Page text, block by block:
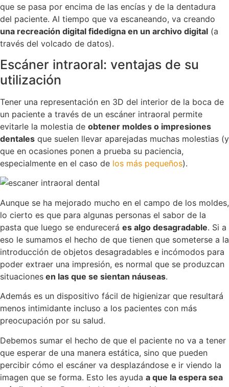
que se pasa por encima de las encías y de la dentadura
del paciente. Al tiempo que va escaneando, va creando
una recreación digital fidedigna en un archivo digital (a
través del volcado de datos).
Escáner intraoral: ventajas de su
utilización
Tener una representación en 3D del interior de la boca de
un paciente a través de un escáner intraoral permite
evitarle la molestia de obtener moldes o impresiones
dentales que suelen llevar aparejadas muchas molestias (y
que en ocasiones ponen a prueba su paciencia,
especialmente en el caso de los más pequeños).
Aunque se ha mejorado mucho en el campo de los moldes,
lo cierto es que para algunas personas el sabor de la
pasta que luego se endurecerá es algo desagradable. Si a
eso le sumamos el hecho de que tienen que someterse a la
introducción de objetos desagradables e incómodos para
poder extraer una impresión, es normal que se produzcan
situaciones en las que se sientan náuseas.
Además es un dispositivo fácil de higienizar que resultará
menos intimidante incluso a los pacientes con más
preocupación por su salud.
Debemos sumar el hecho de que el paciente no va a tener
que esperar de una manera estática, sino que pueden
percibir cómo el escáner va desplazándose e ir viendo la
imagen que se forma. Esto les ayuda a que la espera sea